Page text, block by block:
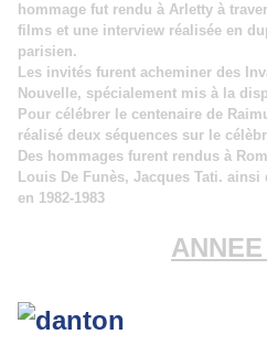
hommage fut rendu à Arletty à
films et une interview réalisée en
parisien.
Les invités furent acheminer des
Nouvelle, spécialement mis à la
Pour célébrer le centenaire de
réalisé deux séquences sur le
Des hommages furent rendus à
Louis De Funès, Jacques Tati.
en 1982-1983